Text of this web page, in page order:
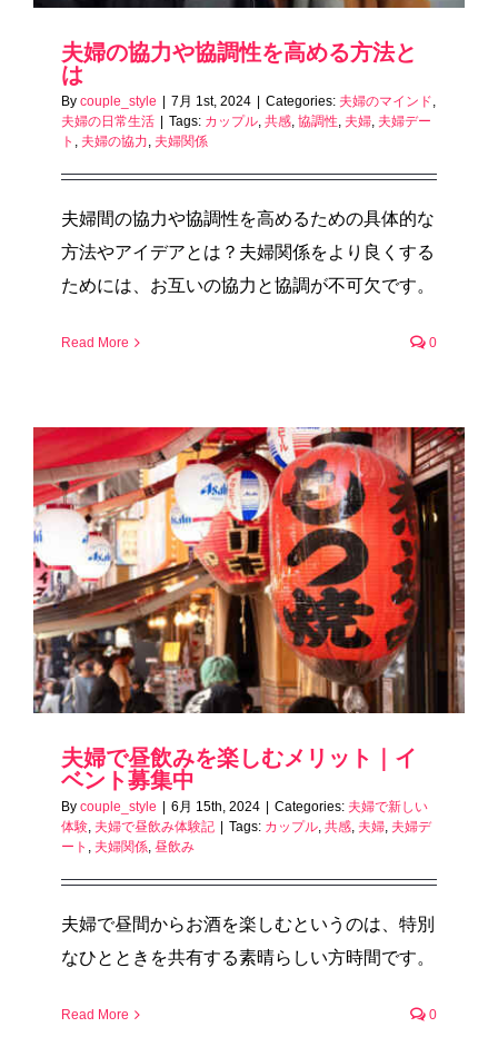
夫婦の協力や協調性を高める方法と
は
By couple_style | 7月 1st, 2024 | Categories: 夫婦のマインド
夫婦の日常生活 | Tags: カップル 共感 協調性 夫婦 夫婦デー
ト
夫婦の協力 夫婦関係
夫婦間の協力や協調性を高めるための具体的な
方法やアイデアとは？夫婦関係をより良くする
ためには、お互いの協力と協調が不可欠です。
Read More 0
夫婦で昼飲みを楽しむメリット｜イ
ベント募集中
By couple_style 6月 15th, 2024 Categories: 夫婦で新しい
体験, 夫婦で昼飲み体験記 Tags: カップル, 共感, 夫婦, 夫婦デ
ート , 夫婦関係, 昼飲み
夫婦で昼間からお酒を楽しむというのは、特別
なひとときを共有する素晴らしい方時間です。
Read More 0